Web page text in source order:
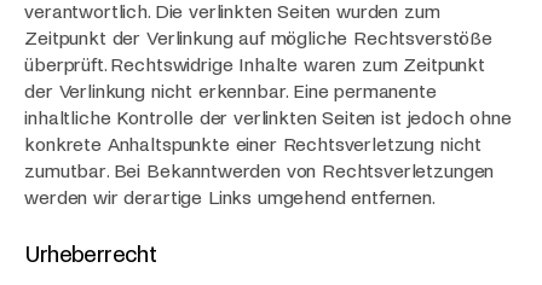
verantwortlich. Die verlinkten Seiten wurden zum
Zeitpunkt der Verlinkung auf mögliche Rechtsverstöße
überprüft. Rechtswidrige Inhalte waren zum Zeitpunkt
der Verlinkung nicht erkennbar. Eine permanente
inhaltliche Kontrolle der verlinkten Seiten ist jedoch ohne
konkrete Anhaltspunkte einer Rechtsverletzung nicht
zumutbar. Bei Bekanntwerden von Rechtsverletzungen
werden wir derartige Links umgehend entfernen.
Urheberrecht